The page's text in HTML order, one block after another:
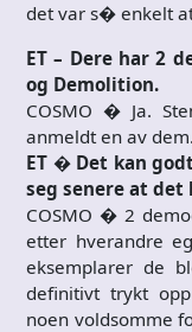
det var s� enkelt
ET – Dere har 2
og Demolition.
COSMO � Ja.
anmeldt en av dem.
ET � Det kan
seg senere at det
COSMO � 2
etter hverandre
eksemplarer de
definitivt trykt
noen voldsomme